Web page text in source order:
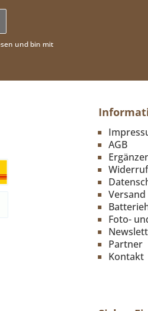
und bin mit
AGB
Foto-
Partner
Kontakt